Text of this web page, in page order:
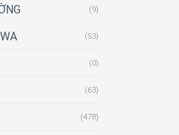
(9)
(53)
(0)
(63)
(478)